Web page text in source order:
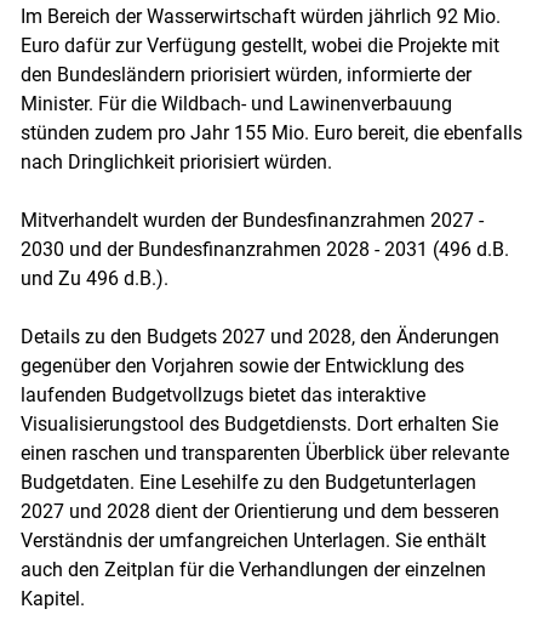
Im Bereich der Wasserwirtschaft würden jährlich 92 Mio.
Euro dafür zur Verfügung gestellt, wobei die Projekte mit
den Bundesländern priorisiert würden, informierte der
Minister. Für die Wildbach- und Lawinenverbauung
stünden zudem pro Jahr 155 Mio. Euro bereit, die ebenfalls
nach Dringlichkeit priorisiert würden.
Mitverhandelt wurden der Bundesfinanzrahmen 2027 -
2030 und der Bundesfinanzrahmen 2028 - 2031 (496 d.B.
und Zu 496 d.B.).
Details zu den Budgets 2027 und 2028, den Änderungen
gegenüber den Vorjahren sowie der Entwicklung des
laufenden Budgetvollzugs bietet das interaktive
Visualisierungstool des Budgetdiensts. Dort erhalten Sie
einen raschen und transparenten Überblick über relevante
Budgetdaten. Eine Lesehilfe zu den Budgetunterlagen
2027 und 2028 dient der Orientierung und dem besseren
Verständnis der umfangreichen Unterlagen. Sie enthält
auch den Zeitplan für die Verhandlungen der einzelnen
Kapitel.